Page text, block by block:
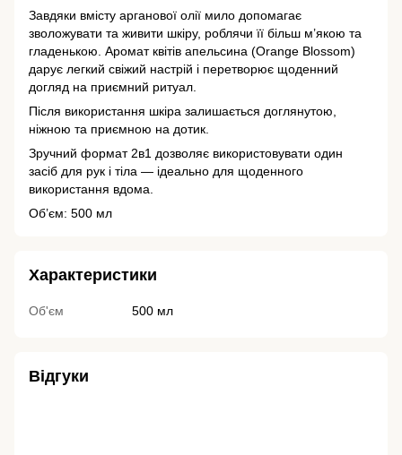
Завдяки вмісту арганової олії мило допомагає
зволожувати та живити шкіру, роблячи її більш м’якою та
гладенькою. Аромат квітів апельсина (Orange Blossom)
дарує легкий свіжий настрій і перетворює щоденний
догляд на приємний ритуал.
Після використання шкіра залишається доглянутою,
ніжною та приємною на дотик.
Зручний формат 2в1 дозволяє використовувати один
засіб для рук і тіла — ідеально для щоденного
використання вдома.
Об’єм: 500 мл
Характеристики
Об'єм 500 мл
Відгуки